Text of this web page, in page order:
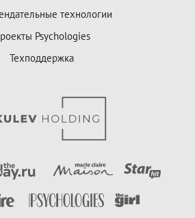
технологии
Psychologies
Техподдержка